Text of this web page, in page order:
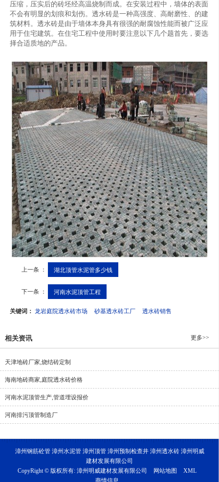
压缩，压实后的砖坯经高温烧制而成。在安装过程中，墙体的表面
不会有明显的划痕和划伤。透水砖是一种高强度、高耐磨性、的建
筑材料。透水砖是由于墙体本身具有很强的耐腐蚀性能而被广泛应
用于住宅建筑。在住宅工程中使用时要注意以下几个题首先，要选
择合适质地的产品。
上一条 ： 湖北顶管水泥管多少钱
下一条 ： 河南水泥顶管工程
关键词： 龙岩庭院透水砖市场 砂基透水砖工厂 透水砖销售
相关资讯 更多>>
天津地砖厂家,烧结砖定制
海南地砖商家,庭院透水砖价格
河南水泥顶管生产,管道埋设报价
河南排污顶管制造厂
漳州钢筋砼管 漳州水泥管 漳州顶管 漳州预制检查井 漳州透水砖 漳州明威
建材发展有限公司
CopyRight © 版权所有: 漳州明威建材发展有限公司 网站地图
XML